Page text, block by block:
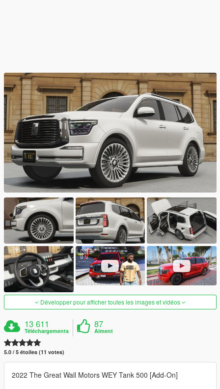
Développer pour afficher toutes les images et vidéos
13 611
Téléchargements
87
Aiment
5.0 / 5 étoiles (11 votes)
2022 The Great Wall Motors WEY Tank 500 [Add-On]